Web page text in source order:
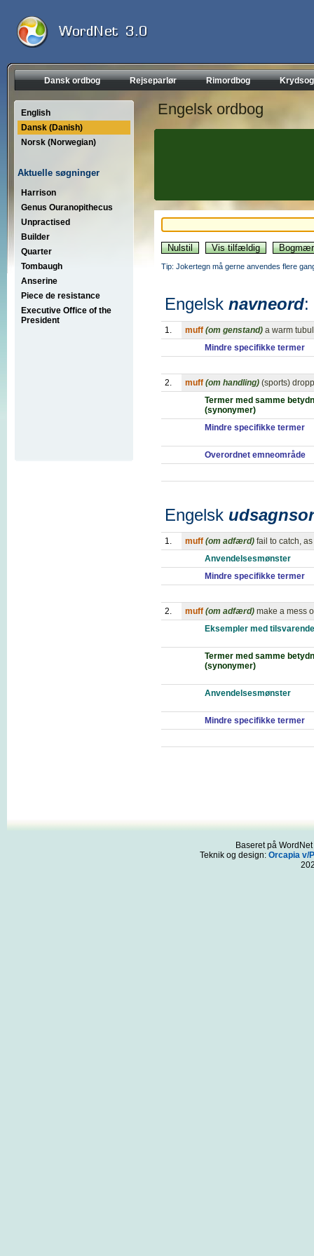
Dansk ordbog Rejseparlør Rimordbog
English
Dansk (Danish)
Norsk (Norwegian)
Aktuelle søgninger
Harrison
Genus Ouranopithecus
Unpractised
Builder
Quarter
Tombaugh
Anserine
Piece de resistance
Executive Office of the
President
Engelsk ordbog
Tip: Jokertegn må gerne anvendes flere
Engelsk navneord:
1. muff (om genstand) a warm
Mindre specifikke termer
2. muff (om handling) (sports)
Termer med samme
(synonymer)
Mindre specifikke termer
Overordnet emneområde
Engelsk
1. muff (om adfærd) fail to catch,
Anvendelsesmønster
Mindre specifikke termer
2. muff (om adfærd) make a mess
Eksempler med
Termer med samme
(synonymer)
Anvendelsesmønster
Mindre specifikke termer
Baseret på
Teknik og design: Orcapia v/